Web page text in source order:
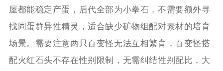
屋都能稳定产蛋，后代全部为小拳石，不需要额外寻
找同蛋群异性精灵，适合缺少矿物组配对素材的培育
场景。需要注意两只百变怪无法互相繁育，百变怪搭
配火红石头不存在性别限制，无需纠结性别配比，大